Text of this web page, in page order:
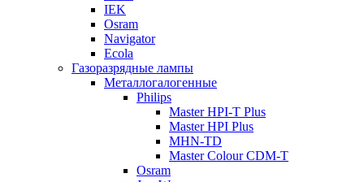
IEK
Osram
Navigator
Ecola
Газоразрядные лампы
Металлогалогенные
Philips
Master HPI-T Plus
Master HPI Plus
MHN-TD
Master Colour CDM-T
Osram